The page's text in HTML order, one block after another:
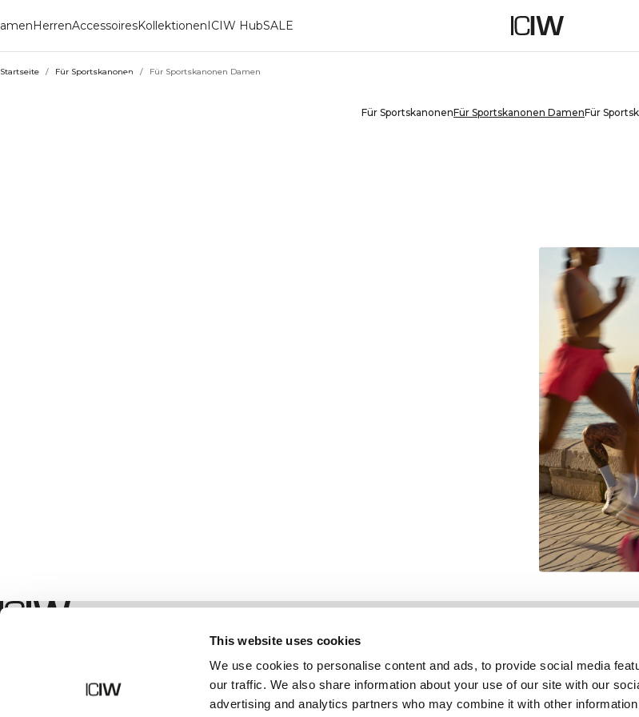
This website uses cookies
We use cookies to personalise content and ads, to provide social media
our traffic. We also share information about your use of our site with our
advertising and analytics partners who may combine it with other information
HerrenAccessoiresKollektionenICIW HubSALE
Startseite / Für Sportskanonen / Für Sportskanonen Damen
Für SportskanonenFür Sportskanonen DamenFür